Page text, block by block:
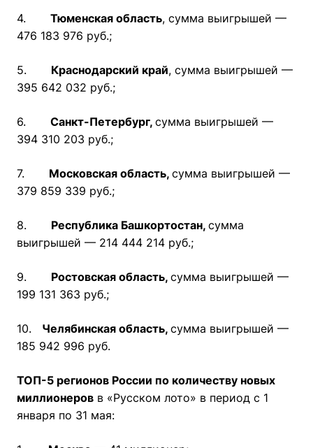
4. Тюменская область, сумма выигрышей —
476 183 976 руб.;
5. Краснодарский край, сумма выигрышей —
395 642 032 руб.;
6. Санкт-Петербург, сумма выигрышей —
394 310 203 руб.;
7. Московская область, сумма выигрышей —
379 859 339 руб.;
8. Республика Башкортостан, сумма
выигрышей — 214 444 214 руб.;
9. Ростовская область, сумма выигрышей —
199 131 363 руб.;
10. Челябинская область, сумма выигрышей —
185 942 996 руб.
ТОП-5 регионов России по количеству новых
миллионеров в «Русском лото» в период с 1
января по 31 мая: